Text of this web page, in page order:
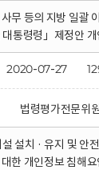
사무 등의 지방 일괄
통령령」제정안
2020-07-27
법령평가전문위
설 설치 · 유지 및 안
한 개인정보 침해